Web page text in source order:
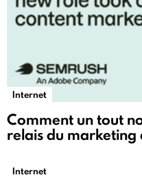
Internet
Comment un tout
relais du
Internet